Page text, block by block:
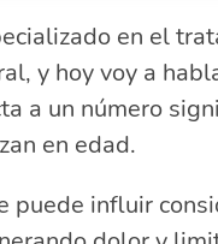
lumbar
lumbar
diaria
y el cuidado de la
en el
y hoy voy a
a un número
en edad.
puede influir